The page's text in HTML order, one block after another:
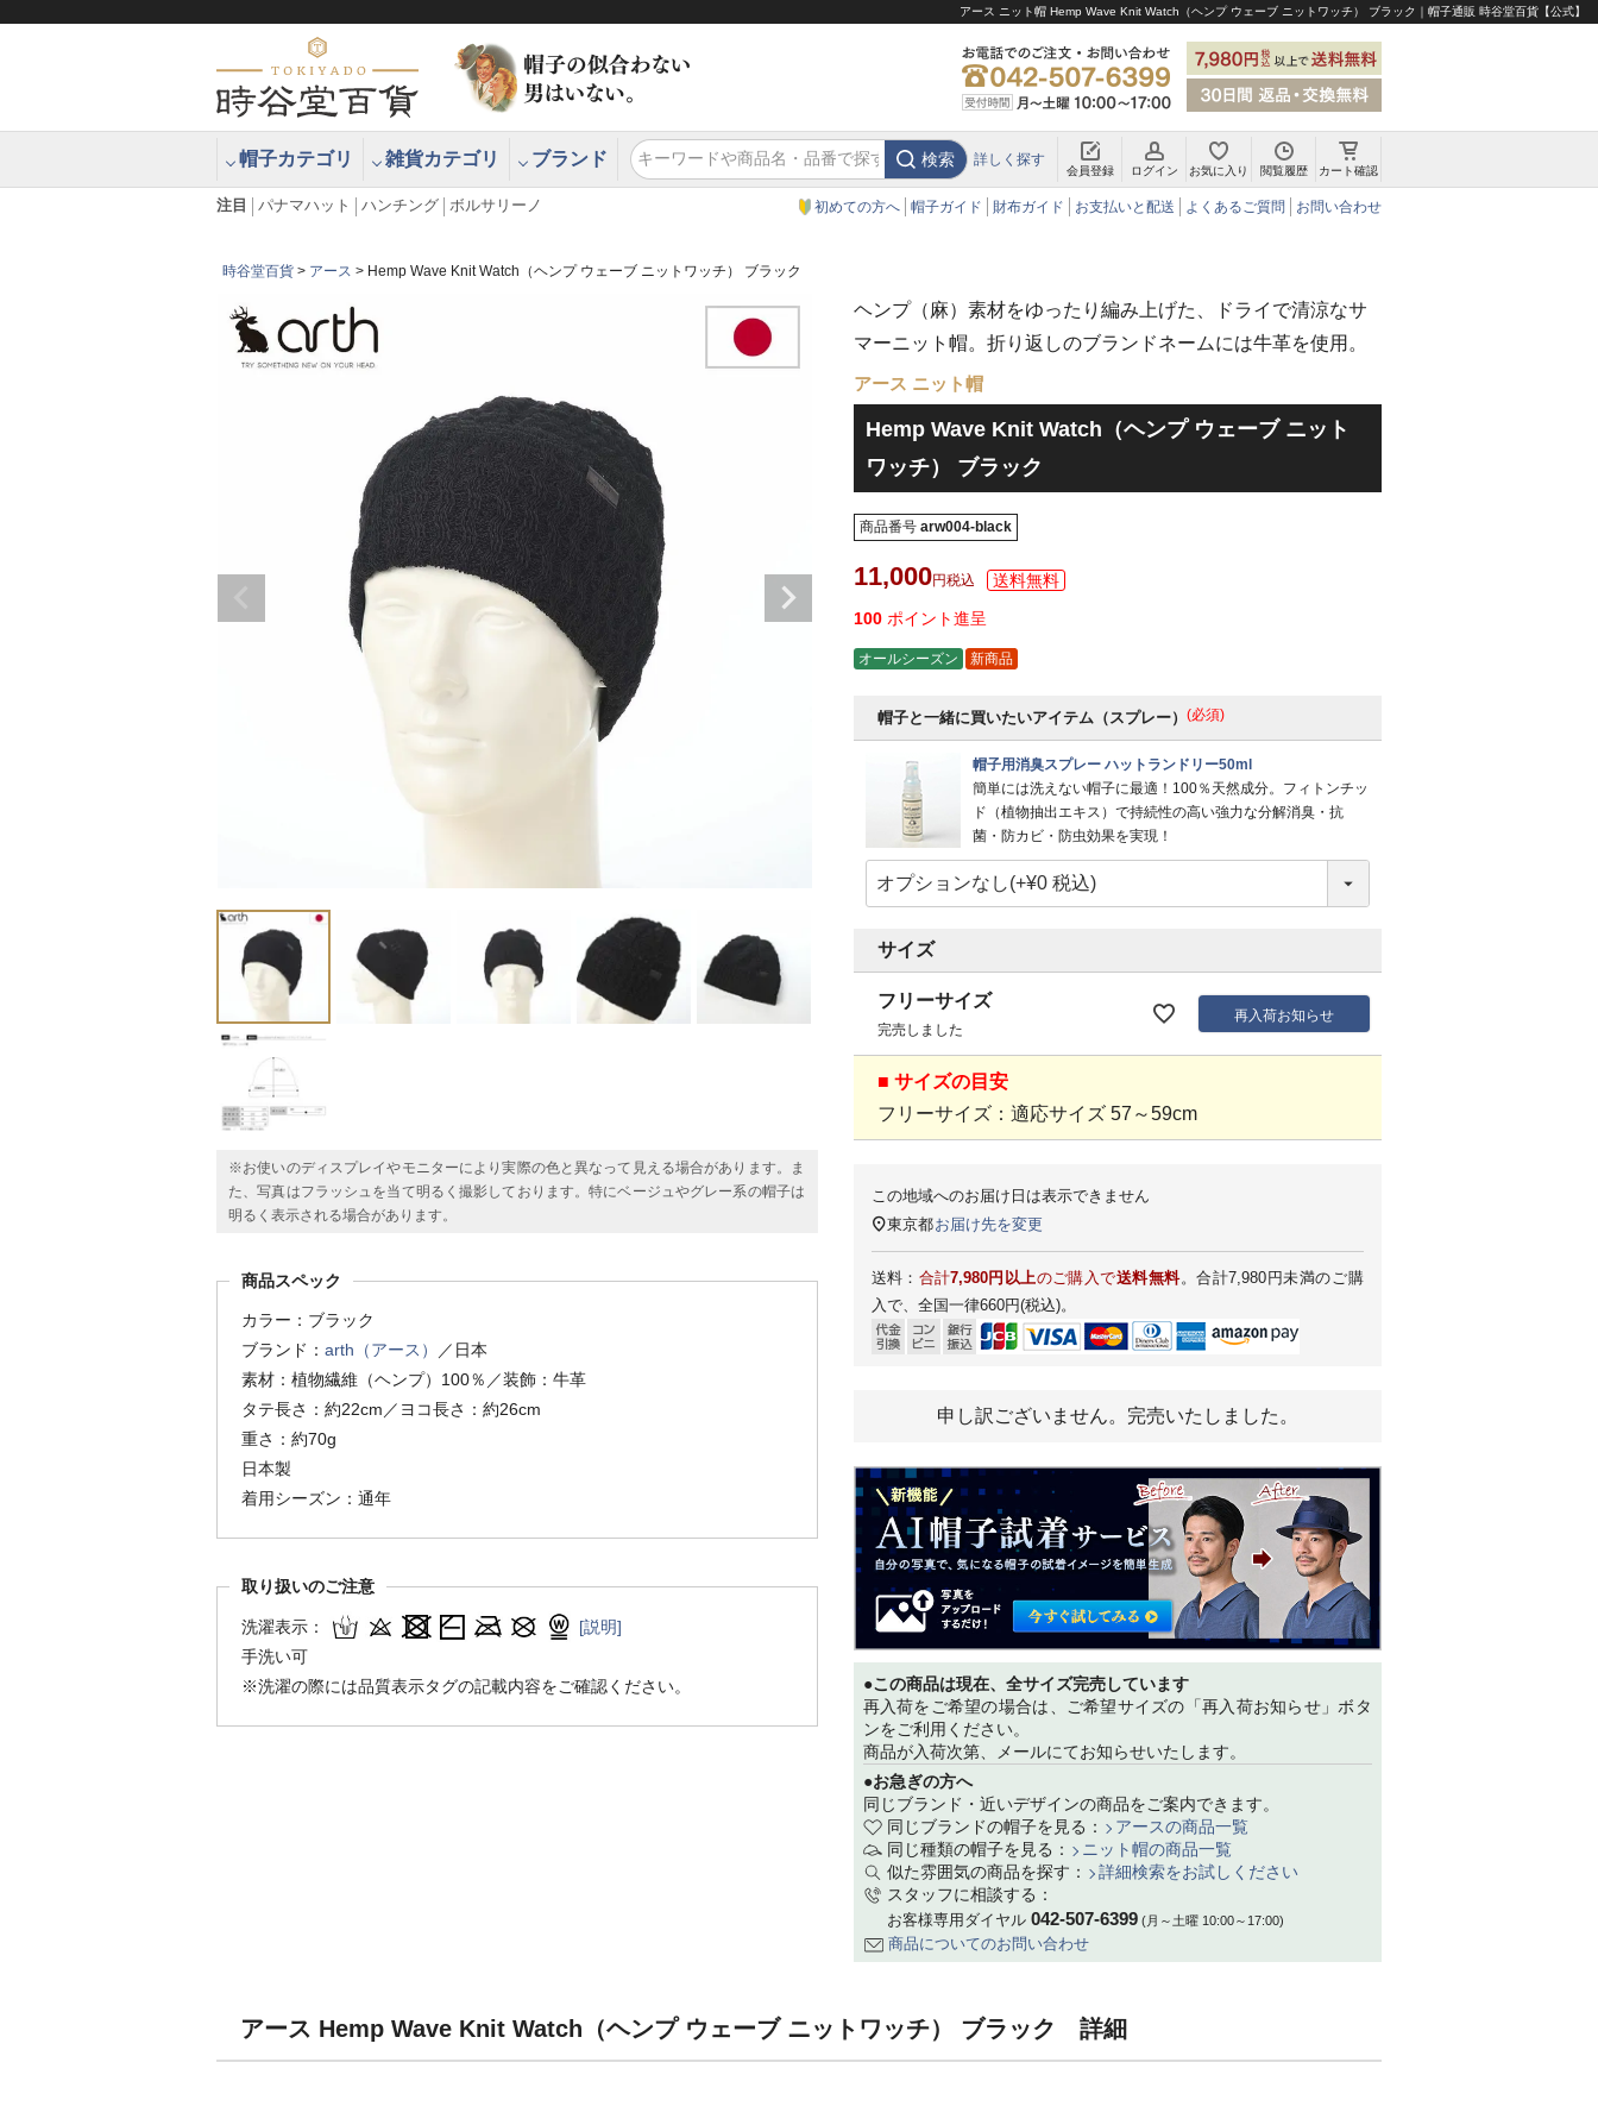
アース ニット帽 Hemp Wave Knit Watch（ヘンプ ウェーブ ニットワッチ） ブラック｜帽子通販 時谷堂百貨【公式】
帽子カテゴリ 雑貨カテゴリ ブランド 検索 詳しく探す
会員登録 ログイン お気に入り 閲覧履歴 カート確認
注目 パナマハット ハンチング ボルサリーノ 初めての方へ 帽子ガイド 財布ガイド お支払いと配送 よくあるご質問 お問い合わせ
時谷堂百貨 アース Hemp Wave Knit Watch（ヘンプ ウェーブ ニットワッチ） ブラック
※お使いのディスプレイやモニターにより実際の色と異なって見える場合があります。ま
た、写真はフラッシュを当て明るく撮影しております。特にベージュやグレー系の帽子は
明るく表示される場合があります。
商品スペック
カラー：ブラック
ブランド： arth（アース）
／日本
素材：植物繊維（ヘンプ）100％／装飾：牛革
タテ長さ：約22cm／ヨコ長さ：約26cm
重さ：約70g
日本製
着用シーズン：通年
取り扱いのご注意
洗濯表示：
[説明]
手洗い可
※洗濯の際には品質表示タグの記載内容をご確認ください。
ヘンプ（麻）素材をゆったり編み上げた、ドライで清涼なサ
マーニット帽。折り返しのブランドネームには牛革を使用。
アース ニット帽
Hemp Wave Knit Watch（ヘンプ ウェーブ ニット
ワッチ） ブラック
商品番号 arw004-black
11,000 税込
100 ポイント進呈
オールシーズン 新商品
帽子と一緒に買いたいアイテム（スプレー） (必須)
帽子用消臭スプレー ハットランドリー50ml
簡単には洗えない帽子に最適！100％天然成分。フィトンチッ
ド（植物抽出エキス）で持続性の高い強力な分解消臭・抗
菌・防カビ・防虫効果を実現！
サイズ
フリーサイズ
完売しました
再入荷お知らせ
■ サイズの目安
フリーサイズ：適応サイズ 57～59cm
この地域へのお届け日は表示できません
東京都お届け先を変更
送料： 合計7,980円以上のご購入で送料無料。合計7,980円未満のご購
入で、全国一律660円(税込)。
申し訳ございません。完売いたしました。
●この商品は現在、全サイズ完売しています
再入荷をご希望の場合は、ご希望サイズの「再入荷お知らせ」ボタ
ンをご利用ください。
商品が入荷次第、メールにてお知らせいたします。
●お急ぎの方へ
同じブランド・近いデザインの商品をご案内できます。
同じブランドの帽子を見る：
アースの商品一覧
同じ種類の帽子を見る：
ニット帽の商品一覧
似た雰囲気の商品を探す：
詳細検索をお試しください
スタッフに相談する：
お客様専用ダイヤル 042-507-6399(月～土曜 10:00～17:00)
商品についてのお問い合わせ
アース Hemp Wave Knit Watch（ヘンプ ウェーブ ニットワッチ） ブラック 詳細